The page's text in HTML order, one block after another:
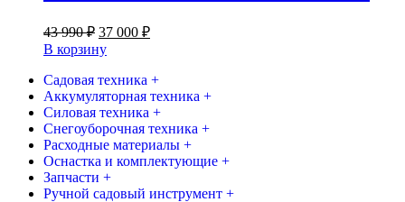
43 990₽ Первоначальная
цена
составляла
43
990 ₽.
37 000 ₽Текущая
000 ₽.
В корзину
Садовая техника +
Аккумуляторная техника +
Силовая техника +
Снегоуборочная техника +
Расходные материалы +
Оснастка и комплектующие +
Запчасти +
Ручной садовый инструмент +